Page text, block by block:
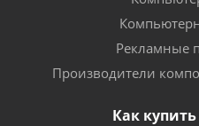
Рекламные
Производители
Как